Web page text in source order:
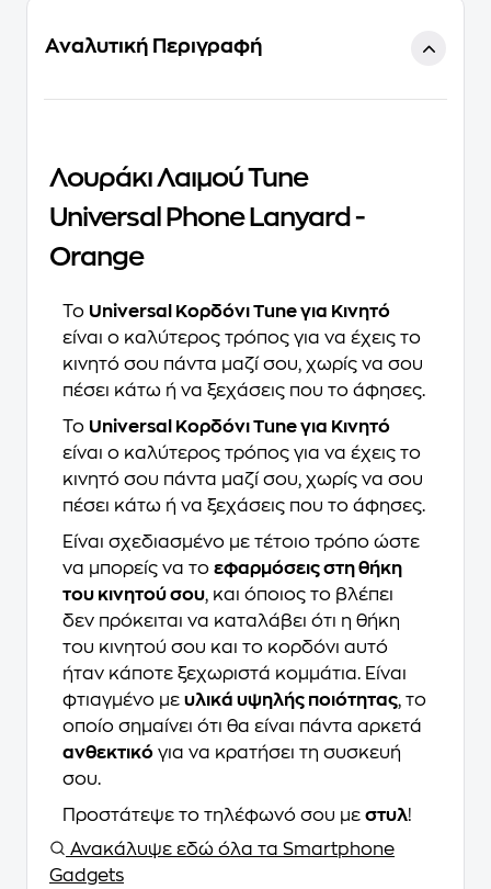
Αναλυτική Περιγραφή
Λουράκι Λαιμού Tune
Universal Phone Lanyard -
Orange
Το Universal Κορδόνι Tune για Κινητό
είναι ο καλύτερος τρόπος για να έχεις το
κινητό σου πάντα μαζί σου, χωρίς να σου
πέσει κάτω ή να ξεχάσεις που το άφησες.
Το Universal Κορδόνι Tune για Κινητό
είναι ο καλύτερος τρόπος για να έχεις το
κινητό σου πάντα μαζί σου, χωρίς να σου
πέσει κάτω ή να ξεχάσεις που το άφησες.
Είναι σχεδιασμένο με τέτοιο τρόπο ώστε
να μπορείς να το εφαρμόσεις στη θήκη
του κινητού σου, και όποιος το βλέπει
δεν πρόκειται να καταλάβει ότι η θήκη
του κινητού σου και το κορδόνι αυτό
ήταν κάποτε ξεχωριστά κομμάτια. Είναι
φτιαγμένο με υλικά υψηλής ποιότητας, το
οποίο σημαίνει ότι θα είναι πάντα αρκετά
ανθεκτικό για να κρατήσει τη συσκευή
σου.
Προστάτεψε το τηλέφωνό σου με στυλ!
Ανακάλυψε εδώ όλα τα Smartphone
Gadgets